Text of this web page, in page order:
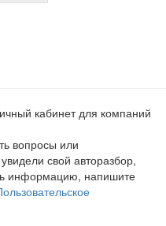
кабинет для компаний
вопросы или
свой авторазбор,
информацию, напишите